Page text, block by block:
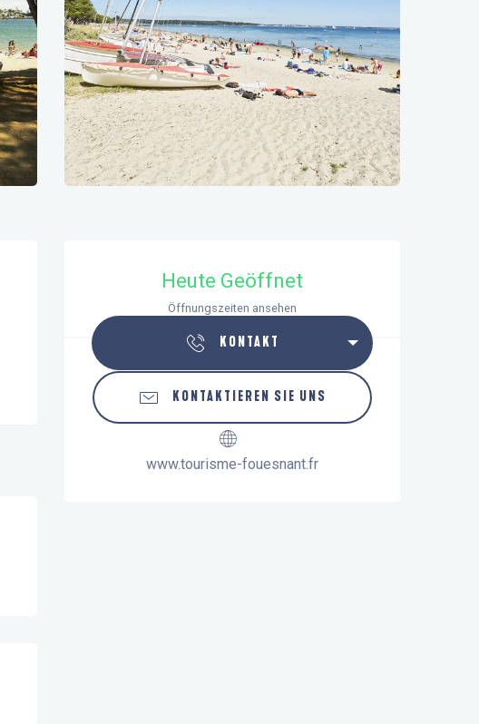
Öffnungszeiten & Kontaktdaten
Heute Geöffnet
Öffnungszeiten ansehen
KONTAKT
KONTAKTIEREN SIE UNS
www.tourisme-fouesnant.fr